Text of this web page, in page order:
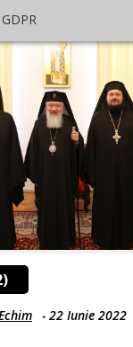
GDPR
- 22 Iunie 2022